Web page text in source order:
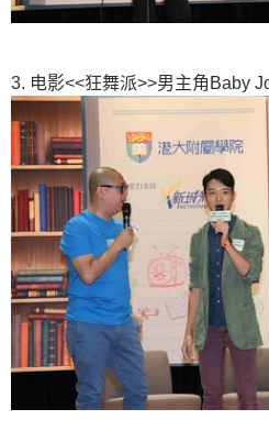
3. 电影<<狂舞派>>男主角Baby